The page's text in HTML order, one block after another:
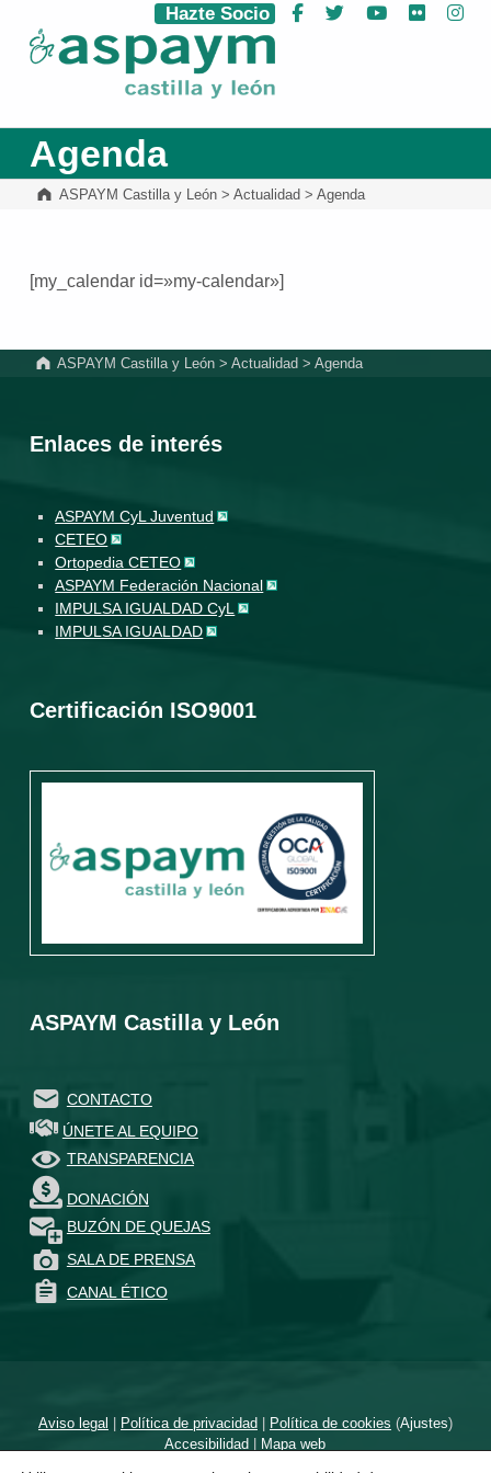
ASPAYM Castilla y León
Hazte Socio Facebook
Twitter YouTube
Flickr
Agenda
ASPAYM Castilla y León> Actualidad > Agenda
[my_calendar id=»my-calendar»]
ASPAYM Castilla y León >Actualidad >Agenda
Enlaces de interés
ASPAYM CyL Juventud
CETEO
Ortopedia CETEO
ASPAYM Federación Nacional
IMPULSA IGUALDAD CyL
IMPULSA IGUALDAD
Certificación ISO9001
ASPAYM Castilla y León
CONTACTO
ÚNETE AL EQUIPO
TRANSPARENCIA
DONACIÓN
BUZÓN DE QUEJAS
SALA DE PRENSA
CANAL ÉTICO
Aviso legal | Política de privacidad| Política de cookies (Ajustes)
Accesibilidad | Mapa web